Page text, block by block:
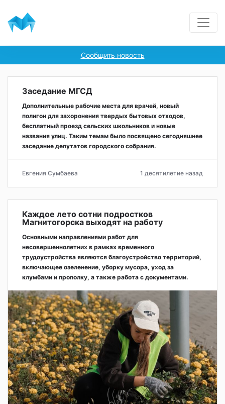
Сообщить новость
Заседание МГСД
Дополнительные рабочие места для врачей, новый
полигон для захоронения твердых бытовых отходов,
бесплатный проезд сельских школьников и новые
названия улиц. Таким темам было посвящено сегодняшнее
заседание депутатов городского собрания.
Евгения Сумбаева 1 десятилетие назад
Каждое лето сотни подростков
Магнитогорска выходят на работу
Основными направлениями работ для
несовершеннолетних в рамках временного
трудоустройства являются благоустройство территорий,
включающее озеленение, уборку мусора, уход за
клумбами и прополку, а также работа с документами.